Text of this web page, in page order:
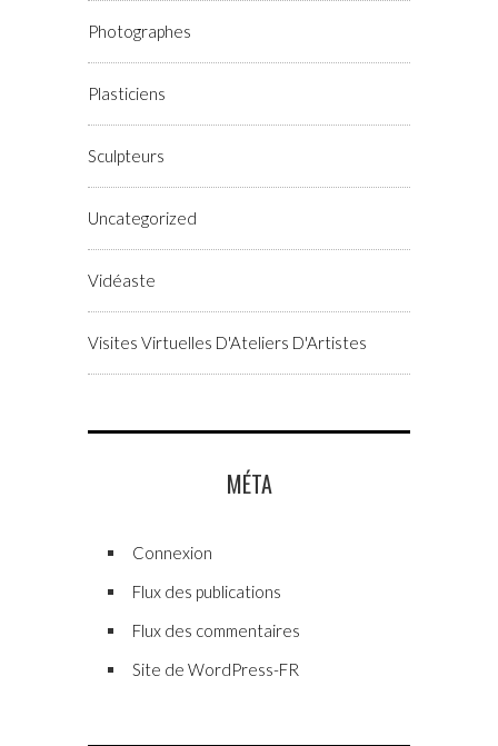
Photographes
Plasticiens
Sculpteurs
Uncategorized
Vidéaste
Visites Virtuelles D'Ateliers D'Artistes
MÉTA
Connexion
Flux des publications
Flux des commentaires
Site de WordPress-FR